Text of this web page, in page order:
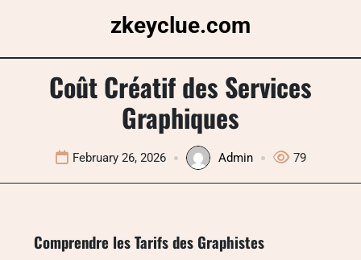
zkeyclue.com
Coût Créatif des Services
Graphiques
February 26, 2026 Admin 79
Comprendre les Tarifs des Graphistes